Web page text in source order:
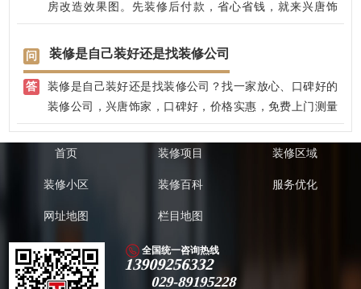
排水设计安装、电路设计安装、洁具安装等)；3.所以的泥
水施工(回填、地面找平、防水处理、贴墙砖和地砖等)；4.
部分木作施工(吊顶、造型制作及部分现场制作的家具等)；
5.部分漆作施工(墙面、墙纸或乳胶漆、家具漆等)。（二）
半包装修辅材清单:装修公司半包，除了以上施工项目内容
外，还复杂一些材料的采购。主要有：水泥、河沙、石膏
小编建议，这些辅材品种多，业主一定要事先在合同约定
房改造效果图。先装修后付款，省心省钱，就来兴唐饰
家！
装修是自己装好还是找装修公司
装修是自己装好还是找装修公司？找一家放心、口碑好的
装修公司，兴唐饰家，口碑好，价格实惠，免费上门测量
设计，来自江苏扬州的施工团队，不转包，网络口碑好，
先装修后付款，业主更放心！
首页 装修项目 装修区域
装修小区 装修百科 服务优化
网址地图 栏目地图
全国统一咨询热线
13909256332
029-89195228